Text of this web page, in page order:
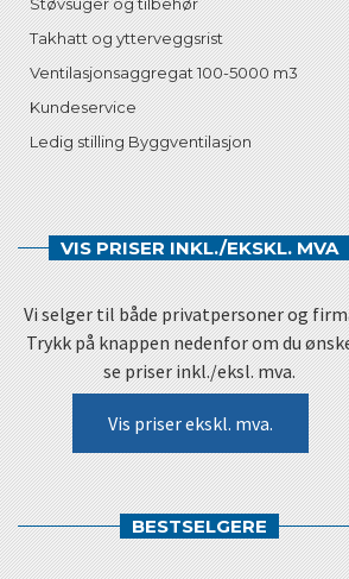
Takhatt og ytterveggsrist
Ventilasjonsaggregat 100-5000 m3
Kundeservice
Ledig stilling Byggventilasjon
VIS PRISER INKL./EKSKL. MVA
Vi selger til både privatpersoner og
Trykk på knappen nedenfor om du
se priser inkl./eksl. mva.
Vis priser ekskl. mva.
BESTSELGERE